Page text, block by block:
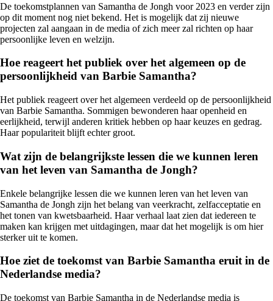
De toekomstplannen van Samantha de Jongh voor 2023 en verder zijn
op dit moment nog niet bekend. Het is mogelijk dat zij nieuwe
projecten zal aangaan in de media of zich meer zal richten op haar
persoonlijke leven en welzijn.
Hoe reageert het publiek over het algemeen op de
persoonlijkheid van Barbie Samantha?
Het publiek reageert over het algemeen verdeeld op de persoonlijkheid
van Barbie Samantha. Sommigen bewonderen haar openheid en
eerlijkheid, terwijl anderen kritiek hebben op haar keuzes en gedrag.
Haar populariteit blijft echter groot.
Wat zijn de belangrijkste lessen die we kunnen leren
van het leven van Samantha de Jongh?
Enkele belangrijke lessen die we kunnen leren van het leven van
Samantha de Jongh zijn het belang van veerkracht, zelfacceptatie en
het tonen van kwetsbaarheid. Haar verhaal laat zien dat iedereen te
maken kan krijgen met uitdagingen, maar dat het mogelijk is om hier
sterker uit te komen.
Hoe ziet de toekomst van Barbie Samantha eruit in de
Nederlandse media?
De toekomst van Barbie Samantha in de Nederlandse media is